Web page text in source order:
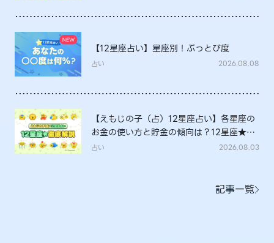
【12星座占い】星座別！ぶっとび度
占い 2026.08.08
【えもじの子（占）12星座占い】各星座の
お金の使い方と貯金の傾向は？12星座★徹
底解説
占い 2026.08.03
記事一覧